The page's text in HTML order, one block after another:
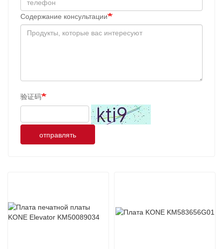
Содержание консультации
验证码
отправлять